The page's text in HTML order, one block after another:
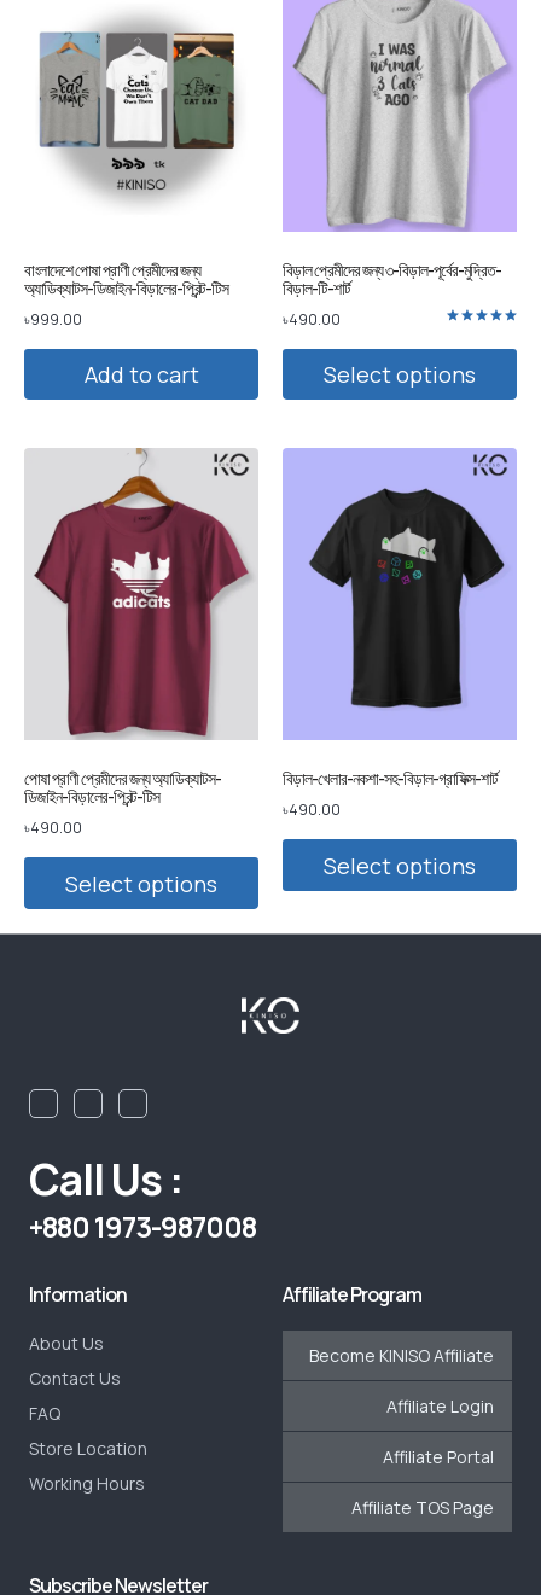
বাংলাদেশে পোষা প্রাণী প্রেমীদের জন্য
অ্যাডিক্যাটস-ডিজাইন-বিড়ালের-প্রিন্ট-টিস
৳999.00
Add to cart
বিড়াল প্রেমীদের জন্য ৩-বিড়াল-পূর্বের-মুদ্রিত-
বিড়াল-টি-শার্ট
5.00
৳490.00
Select options
পোষা প্রাণী প্রেমীদের জন্য অ্যাডিক্যাটস-
ডিজাইন-বিড়ালের-প্রিন্ট-টিস
৳490.00
Select options
বিড়াল-খেলার-নকশা-সহ-বিড়াল-গ্রাফিক্স-শার্ট
৳490.00
Select options
Call Us :
+880 1973-987008
Information
About Us
Contact Us
FAQ
Store Location
Working Hours
Affiliate Program
Become KINISO Affiliate
Affiliate Login
Affiliate Portal
Affiliate TOS Page
Subscribe Newsletter